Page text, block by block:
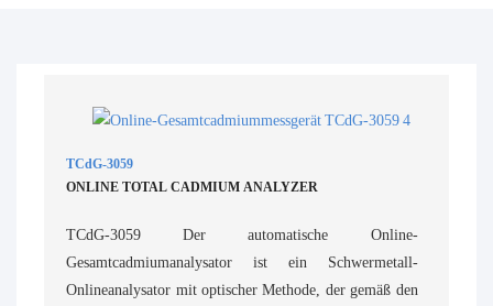
TCdG-3059
ONLINE TOTAL CADMIUM ANALYZER
TCdG-3059 Der automatische Online-
Gesamtcadmiumanalysator ist ein Schwermetall-
Onlineanalysator mit optischer Methode, der gemäß den